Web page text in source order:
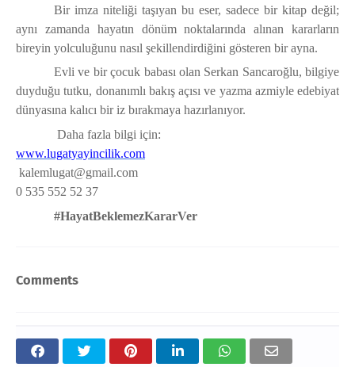
Bir imza niteliği taşıyan bu eser, sadece bir kitap değil;
aynı zamanda hayatın dönüm noktalarında alınan kararların
bireyin yolculuğunu nasıl şekillendirdiğini gösteren bir ayna.
Evli ve bir çocuk babası olan Serkan Sancaroğlu, bilgiye
duyduğu tutku, donanımlı bakış açısı ve yazma azmiyle edebiyat
dünyasına kalıcı bir iz bırakmaya hazırlanıyor.
Daha fazla bilgi için:
www.lugatyayincilik.com
kalemlugat@gmail.com
0 535 552 52 37
#HayatBeklemezKararVer
Comments